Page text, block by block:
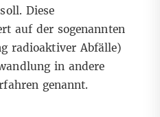
Diese
auf der sogenannten
radioaktiver Abfälle)
in andere
genannt.